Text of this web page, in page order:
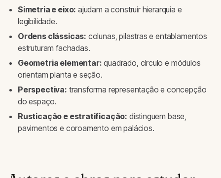
Simetria e eixo: ajudam a construir hierarquia e
legibilidade.
Ordens clássicas: colunas, pilastras e entablamentos
estruturam fachadas.
Geometria elementar: quadrado, círculo e módulos
orientam planta e seção.
Perspectiva: transforma representação e concepção
do espaço.
Rusticação e estratificação: distinguem base,
pavimentos e coroamento em palácios.